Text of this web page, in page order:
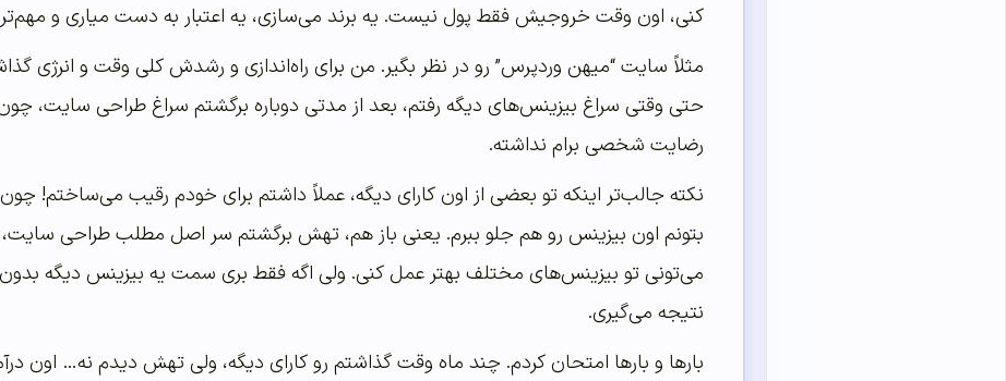
کنی، اون وقت خروجیش فقط پول نیست. یه برند می‌سازی، یه اعتبار به دست میاری و مهم‌تر
مثلاً سایت “میهن وردپرس” رو در نظر بگیر. من برای راه‌اندازی و رشدش کلی وقت و انرژی
حتی وقتی سراغ بیزینس‌های دیگه رفتم، بعد از مدتی دوباره برگشتم سراغ طراحی سایت، چون
رضایت شخصی برام نداشته.
نکته جالب‌تر اینکه تو بعضی از اون کارای دیگه، عملاً داشتم برای خودم رقیب می‌ساختم!
بتونم اون بیزینس رو هم جلو ببرم. یعنی باز هم، تهش برگشتم سر اصل مطلب طراحی سایت،
می‌تونی تو بیزینس‌های مختلف بهتر عمل کنی. ولی اگه فقط بری سمت یه بیزینس دیگه بدون
نتیجه می‌گیری.
بارها و بارها امتحان کردم. چند ماه وقت گذاشتم رو کارای دیگه، ولی تهش دیدم نه…